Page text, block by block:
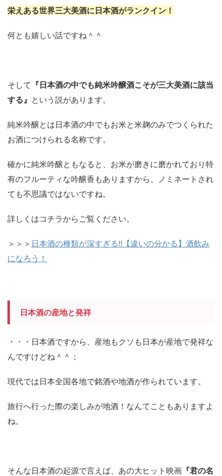
栄えある世界三大美酒に日本酒がランクイン！
何とも嬉しい話ですね＾＾
そして 『日本酒の中でも純米吟醸酒こそが三大美酒に該当
する』 という説があります。
純米吟醸とは日本酒の中でもお米と米麹のみでつくられた
お酒につけられる名称です。
確かに純米吟醸ともなると、お米が磨きに磨かれており特
有のフルーティな吟醸香もありますから、ノミネートされ
ても不思議ではないですね。
詳しくはコチラからご覧ください。
＞＞＞ 日本酒の種類が深すぎる!!【違いの分かる】酒飲み
になろう！
日本酒の産地と発祥
・・・日本酒ですから、産地もクソも日本が産地で発祥な
んですけどね＾＾；
現代では日本全国各地で銘酒や地酒が作られています。
旅行へ行った際の楽しみが地酒！なんてこともありますよ
ね。
そんな日本酒の起源で言えば、あの大ヒット映画 『君の名